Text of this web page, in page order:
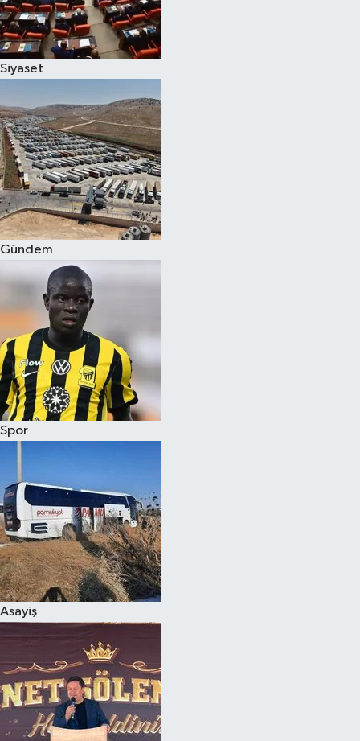
Siyaset
Gündem
Spor
Asayiş
Spor
Çocuk
Eğitim
Hava Durumu
Kadın
Kim kimdir?
Kültür Sanat
Sağlık
Siyaset
Teknoloji
Televizyon
Yaşam-Çevre